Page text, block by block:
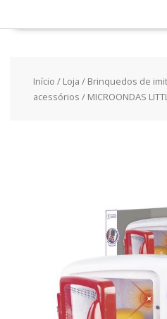
Início / Loja / Brinquedos de
acessórios / MICROONDAS